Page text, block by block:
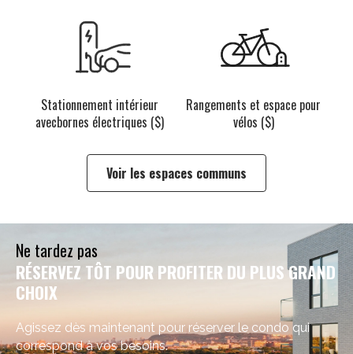
Stationnement intérieur
avecbornes électriques ($)
Rangements et espace pour
vélos ($)
Voir les espaces communs
Ne tardez pas
RÉSERVEZ TÔT POUR PROFITER DU PLUS GRAND
CHOIX
Agissez dès maintenant pour réserver le condo qui
correspond à vos besoins.